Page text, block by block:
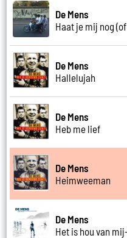
De Mens
Haat je mij nog
De Mens
Hallelujah
De Mens
Heb me lief
De Mens
Heimweeman
De Mens
Het is hou van